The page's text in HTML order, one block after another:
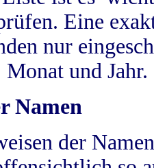
Eine
nur
und Jahr.
Namen
der